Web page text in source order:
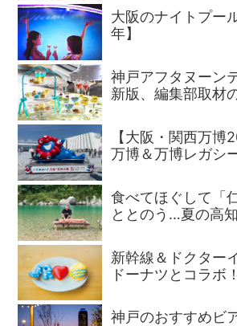
大阪のナイトプー
年】
神戸アフタヌーン
新版、編集部取材
【大阪・関西万
万博＆万博レガシ
食べてほぐして「
ととのう…夏の高
新幹線＆ドクター
ドーナツとコラボ
神戸のおすすめビ